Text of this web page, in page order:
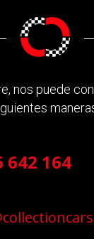
nos puede
642 164